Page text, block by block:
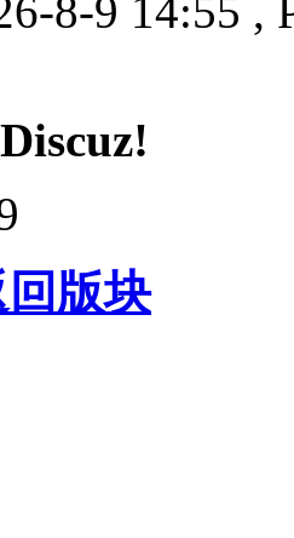
8-9 14:55 ,
Discuz!
回版块